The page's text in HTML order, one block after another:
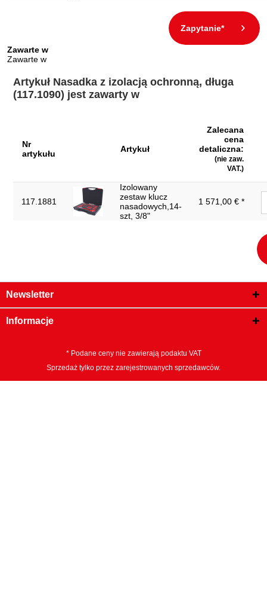
Zapytanie*
Zawarte w
Zawarte w
Artykuł Nasadka z izolacją ochronną, długa
(117.1090) jest zawarty w
Nr
artykułu
Artykuł
Zalecana
cena
detaliczna:
(nie zaw.
VAT.)
117.1881
Izolowany
zestaw klucz
nasadowych,14-
szt, 3/8"
1 571,00 € *
Newsletter
Informacje
* Podane ceny nie zawierają podaktu VAT
Sprzedaż tylko przez zarejestrowanych sprzedawców.